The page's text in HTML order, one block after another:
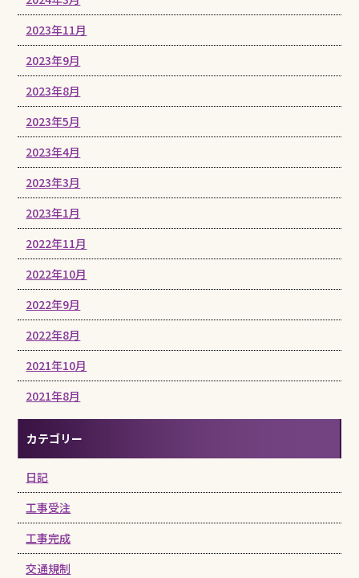
2023年11月
2023年9月
2023年8月
2023年5月
2023年4月
2023年3月
2023年1月
2022年11月
2022年10月
2022年9月
2022年8月
2021年10月
2021年8月
カテゴリー
日記
工事受注
工事完成
交通規制